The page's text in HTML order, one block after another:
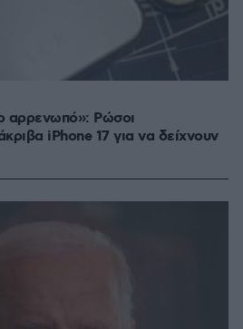
αρρενωπό»: Ρώσοι
iPhone 17 για να δείχνουν